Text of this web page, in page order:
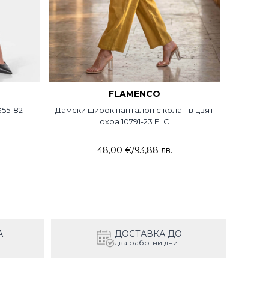
82
FLAMENCO
Дамски широк панталон с колан в цвят
охра 10791-23 FLC
48,00 €/93,88 лв.
ДОСТАВКА ДО
два работни дни